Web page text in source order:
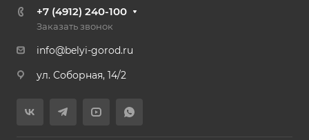
+7 (4912) 240-100
Заказать звонок
info@belyi-gorod.ru
ул. Соборная, 14/2